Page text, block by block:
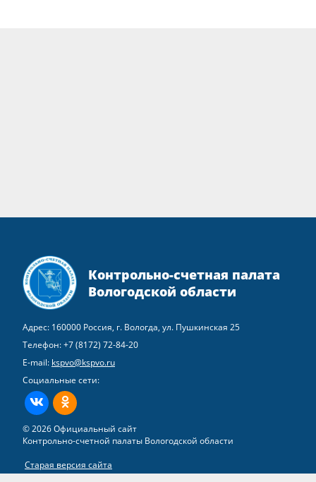
Контрольно-счетная палата
Вологодской области
Адрес: 160000 Россия, г. Вологда, ул. Пушкинская 25
Телефон:+7 (8172) 72-84-20
E-mail: kspvo@kspvo.ru
Социальные сети:
ВКонтактеОдноклассники
© 2026 Официальный сайт
Контрольно-счетной палаты Вологодской области
Старая версия сайта